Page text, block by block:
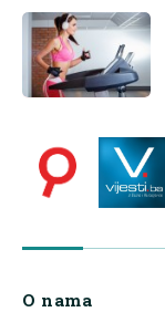
O nama